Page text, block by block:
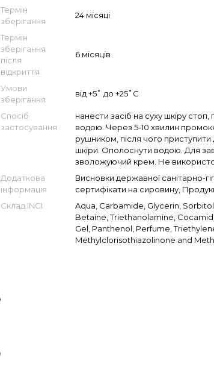
Термін
зберігання
24 місяці
Термін
зберігання
після
відкриття
6 місяців
Умови
зберігання
від +5˚ до +25˚С
Спосіб
застосування
нанести засіб на суху шкіру стоп,
водою. Через 5-10 хвилин
рушником, після чого
шкіри. Ополоснути водою. Для
зволожуючий крем. Не
Додаткова
інформація
Висновки державної санітарно-
сертифікати на сировину,
Склад INCI
Aqua, Carbamide, Glycerin,
Betaine, Triethanolamine,
Gel, Panthenol, Perfume,
Methylclorisothiazolinone and